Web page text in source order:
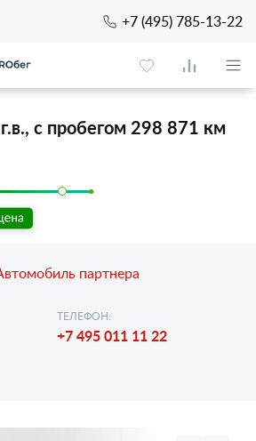
+7 (495) 785-13-22
с пробегом 298 871 км
партнера
ТЕЛЕФОН:
+7 495 011 11 22